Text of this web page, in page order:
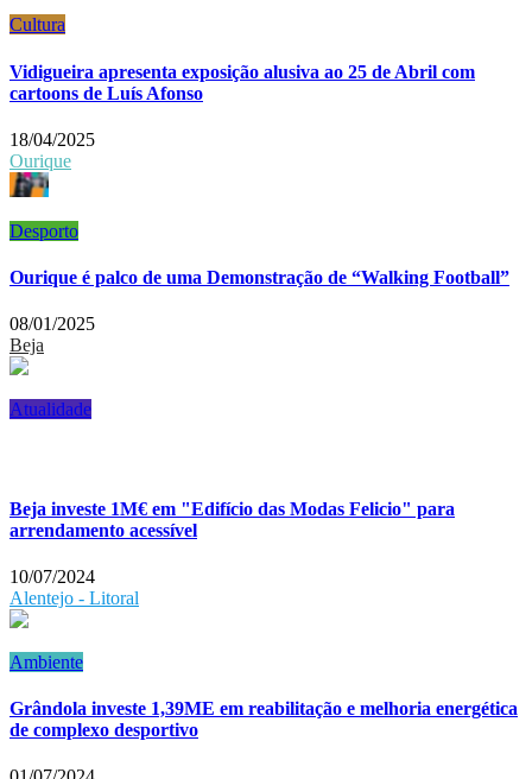
Cultura
Vidigueira apresenta exposição alusiva ao 25 de Abril com
cartoons de Luís Afonso
18/04/2025
Ourique
Desporto
Ourique é palco de uma Demonstração de “Walking Football”
08/01/2025
Beja
Atualidade
Beja investe 1M€ em "Edifício das Modas Felicio" para
arrendamento acessível
10/07/2024
Alentejo - Litoral
Ambiente
Grândola investe 1,39ME em reabilitação e melhoria energética
de complexo desportivo